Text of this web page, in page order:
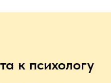
к психологу